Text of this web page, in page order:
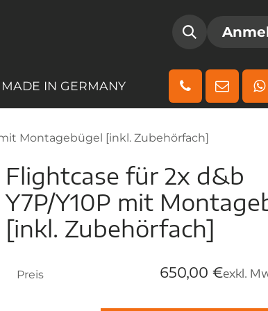
REGISTRIEREN
MADE IN GERMANY
Montagebügel [inkl. Zubehörfach]
Flightcase für 2x d&b
Y7P/Y10P mit
[inkl. Zubehörfach]
Preis 650,00 €exkl.